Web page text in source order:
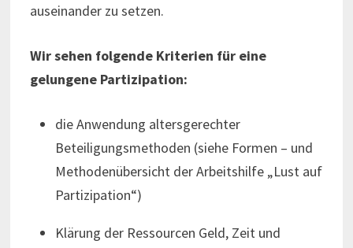
auseinander zu setzen.
Wir sehen folgende Kriterien für eine
gelungene Partizipation:
die Anwendung altersgerechter
Beteiligungsmethoden (siehe Formen – und
Methodenübersicht der Arbeitshilfe „Lust auf
Partizipation“)
Klärung der Ressourcen Geld, Zeit und